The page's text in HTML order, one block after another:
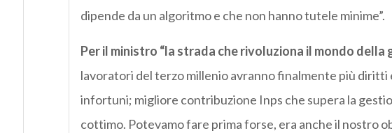
dipende da un algoritmo e che non hanno tutele minime”.
Per il ministro “la strada che rivoluziona il mondo
lavoratori del terzo millenio avranno finalmente più
infortuni; migliore contribuzione Inps che supera la
cottimo. Potevamo fare prima forse, era anche il nostro